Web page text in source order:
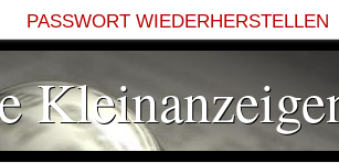
PASSWORT WIEDERHERSTELLEN